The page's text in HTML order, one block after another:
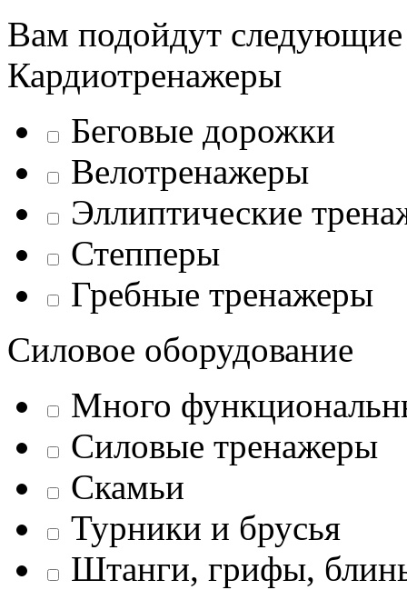
Вам подойдут
Кардиотренажеры
Беговые дорожки
Велотренажеры
Эллиптические
Степперы
Гребные тренажеры
Силовое оборудование
Много
Силовые тренажеры
Скамьи
Турники и брусья
Штанги, грифы,